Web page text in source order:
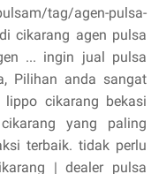
tag/agen-pulsa-
cikarang agen pulsa
... ingin jual pulsa
Pilihan anda sangat
cikarang bekasi
yang paling
terbaik. tidak perlu
| dealer pulsa